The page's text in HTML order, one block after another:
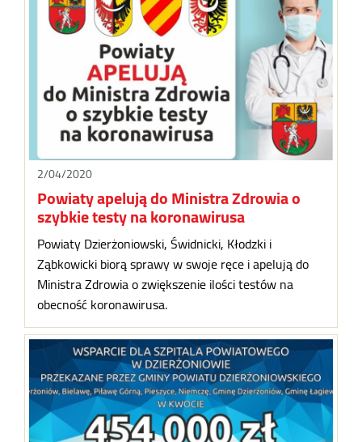
2/04/2020
Powiaty apelują do Ministra Zdrowia o
szybkie testy na koronawirusa
Powiaty Dzierżoniowski, Świdnicki, Kłodzki i
Ząbkowicki biorą sprawy w swoje ręce i apelują do
Ministra Zdrowia o zwiększenie ilości testów na
obecność koronawirusa.